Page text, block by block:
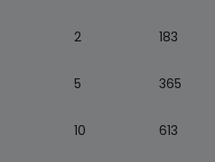
2 183
5 365
10 613